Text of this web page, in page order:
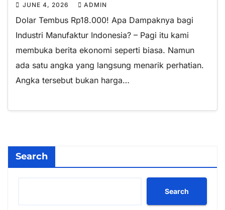
JUNE 4, 2026 ADMIN
Dolar Tembus Rp18.000! Apa Dampaknya bagi
Industri Manufaktur Indonesia? – Pagi itu kami
membuka berita ekonomi seperti biasa. Namun
ada satu angka yang langsung menarik perhatian.
Angka tersebut bukan harga…
Search
Search